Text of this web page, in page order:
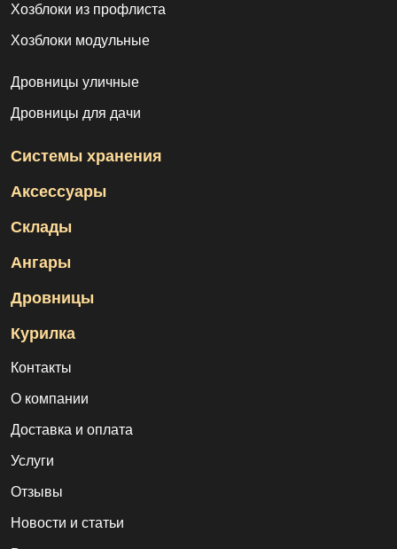
Хозблоки из профлиста
Хозблоки модульные
Дровницы уличные
Дровницы для дачи
Системы хранения
Аксессуары
Склады
Ангары
Дровницы
Курилка
Контакты
О компании
Доставка и оплата
Услуги
Отзывы
Новости и статьи